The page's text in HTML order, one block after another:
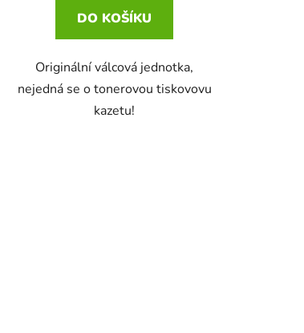
DO KOŠÍKU
Originální válcová jednotka,
nejedná se o tonerovou tiskovovu
kazetu!